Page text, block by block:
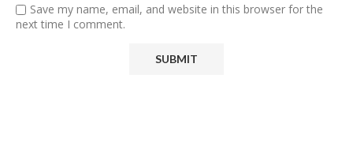
Save my name, email, and website in this browser for the
next time I comment.